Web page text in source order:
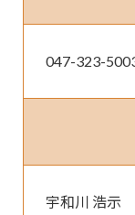
047-323-
宇和川 浩示